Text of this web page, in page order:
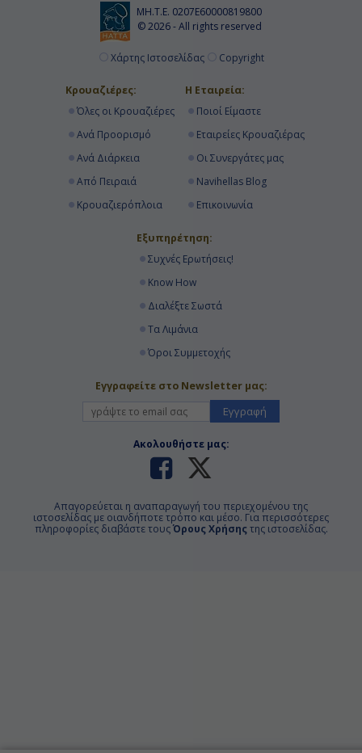
ΜΗ.Τ.Ε. 0207Ε60000819800
© 2026 - All rights reserved
Χάρτης Ιστοσελίδας Copyright
Κρουαζιέρες:
Όλες οι Κρουαζιέρες
Ανά Προορισμό
Ανά Διάρκεια
Από Πειραιά
Κρουαζιερόπλοια
Η Εταιρεία:
Ποιοί Είμαστε
Εταιρείες Κρουαζιέρας
Οι Συνεργάτες μας
Navihellas Blog
Επικοινωνία
Εξυπηρέτηση:
Συχνές Ερωτήσεις!
Know How
Διαλέξτε Σωστά
Τα Λιμάνια
Όροι Συμμετοχής
Εγγραφείτε στο Newsletter μας:
Εγγραφή
Ακολουθήστε μας:
Απαγορεύεται η αναπαραγωγή του περιεχομένου της
ιστοσελίδας με οιανδήποτε τρόπο και μέσο. Για περισσότερες
πληροφορίες διαβάστε τουςΌρους Χρήσης της ιστοσελίδας.